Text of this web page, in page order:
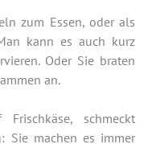
zum Essen, oder als
kann es auch kurz
Oder Sie braten
an.
schmeckt
Sie machen es immer